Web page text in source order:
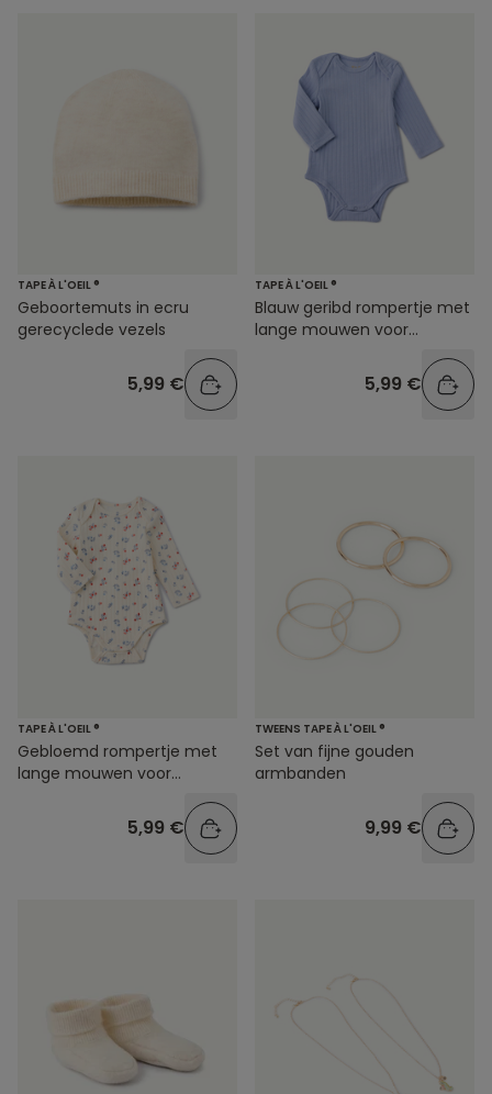
TAPE À L'OEIL ®
Geboortemuts in ecru
gerecyclede vezels
5,99 €
TAPE À L'OEIL ®
Blauw geribd rompertje met
lange mouwen voor
5,99 €
TAPE À L'OEIL ®
Gebloemd rompertje met
lange mouwen voor
5,99 €
TWEENS TAPE À L'OEIL ®
Set van fijne gouden
armbanden
9,99 €